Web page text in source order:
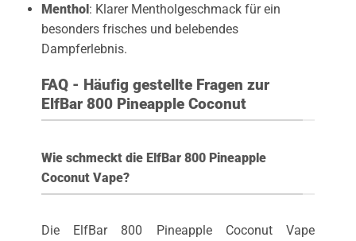
Menthol: Klarer Mentholgeschmack für ein
besonders frisches und belebendes
Dampferlebnis.
FAQ - Häufig gestellte Fragen zur
ElfBar 800 Pineapple Coconut
Wie schmeckt die ElfBar 800 Pineapple
Coconut Vape?
Die ElfBar 800 Pineapple Coconut Vape